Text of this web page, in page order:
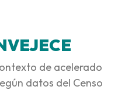
de acelerado
datos del Censo